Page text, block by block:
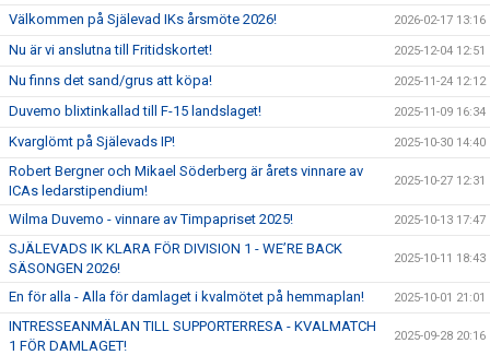
Välkommen på Själevad IKs årsmöte 2026! 2026-02-17 13:16
Nu är vi anslutna till Fritidskortet! 2025-12-04 12:51
Nu finns det sand/grus att köpa! 2025-11-24 12:12
Duvemo blixtinkallad till F-15 landslaget! 2025-11-09 16:34
Kvarglömt på Själevads IP! 2025-10-30 14:40
Robert Bergner och Mikael Söderberg är årets vinnare av
ICAs ledarstipendium!
2025-10-27 12:31
Wilma Duvemo - vinnare av Timpapriset 2025! 2025-10-13 17:47
SJÄLEVADS IK KLARA FÖR DIVISION 1 - WE’RE BACK
SÄSONGEN 2026!
2025-10-11 18:43
En för alla - Alla för damlaget i kvalmötet på hemmaplan! 2025-10-01 21:01
INTRESSEANMÄLAN TILL SUPPORTERRESA - KVALMATCH
1 FÖR DAMLAGET!
2025-09-28 20:16